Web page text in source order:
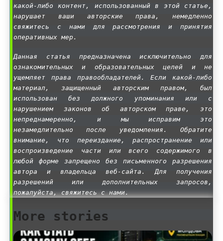
какой-либо контент, использованный в этой статье,
нарушает ваши авторские права, немедленно
свяжитесь с нами для рассмотрения и принятия
оперативных мер.
Данная статья предназначена исключительно для
ознакомительных и образовательных целей и не
ущемляет права правообладателей. Если какой-либо
материал, защищенный авторским правом, был
использован без должного упоминания или с
нарушением законов об авторском праве, это
непреднамеренно, и мы исправим это
незамедлительно после уведомления. Обратите
внимание, что переиздание, распространение или
воспроизведение части или всего содержимого в
любой форме запрещено без письменного разрешения
автора и владельца веб-сайта. Для получения
разрешений или дополнительных запросов,
пожалуйста, свяжитесь с нами.
More stories